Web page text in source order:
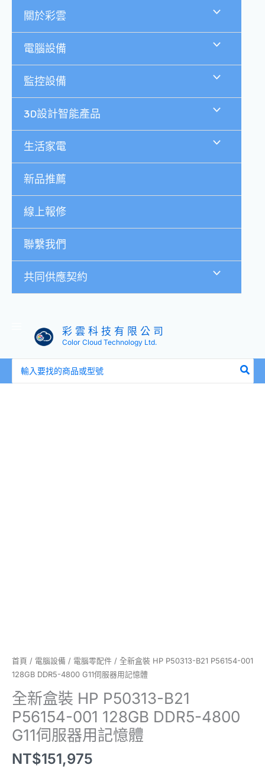
關於彩雲
電腦設備
監控設備
3D設計智能產品
生活家電
新品推薦
線上報修
聯繫我們
共同供應契約
彩 雲 科 技 有 限 公 司
Color Cloud Technology Ltd.
尋：
首頁 / 電腦設備 / 電腦零配件 / 全新盒裝 HP P50313-B21 P56154-001
128GB DDR5-4800 G11伺服器用記憶體
全新盒裝 HP P50313-B21
P56154-001 128GB DDR5-4800
G11伺服器用記憶體
NT$151,975
體
數